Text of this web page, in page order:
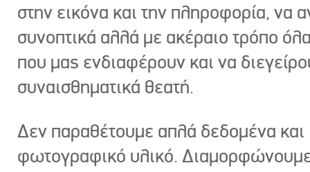
στην εικόνα και την πληροφορία, να
συνοπτικά αλλά με ακέραιο τρόπο
που μας ενδιαφέρουν και να
συναισθηματικά θεατή.
Δεν παραθέτουμε απλά δεδομένα και
φωτογραφικό υλικό.